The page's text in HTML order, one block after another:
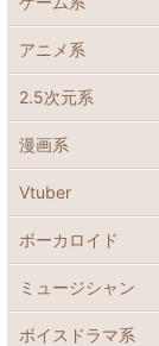
アニメ系
2.5次元系
漫画系
Vtuber
ボーカロイド
ミュージシャン
ボイスドラマ系